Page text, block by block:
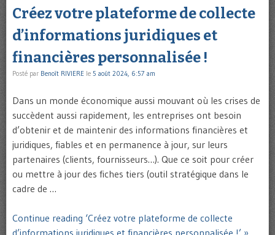
Créez votre plateforme de collecte
d’informations juridiques et
financières personnalisée !
Posté par Benoît RIVIERE le 5 août 2024, 6:57 am
Dans un monde économique aussi mouvant où les crises de
succèdent aussi rapidement, les entreprises ont besoin
d’obtenir et de maintenir des informations financières et
juridiques, fiables et en permanence à jour, sur leurs
partenaires (clients, fournisseurs…). Que ce soit pour créer
ou mettre à jour des fiches tiers (outil stratégique dans le
cadre de …
Continue reading ‘Créez votre plateforme de collecte
d’informations juridiques et financières personnalisée !’ »